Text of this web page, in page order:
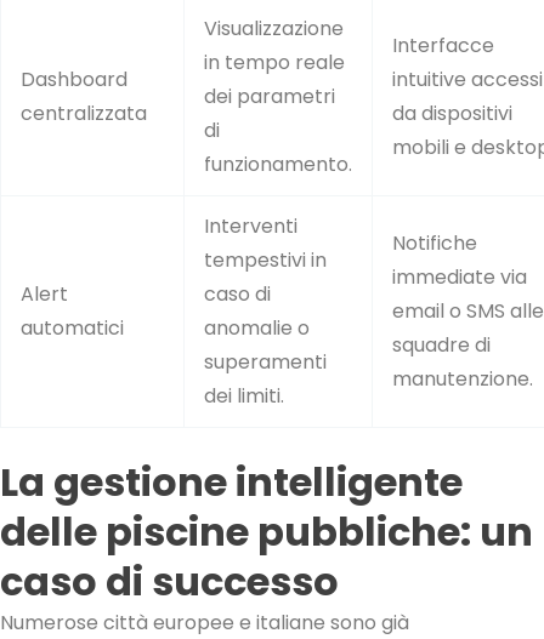
Dashboard
centralizzata
Visualizzazione
in tempo reale
dei parametri
di
funzionamento.
Interfacce
intuitive
da dispositivi
mobili e
Alert
automatici
Interventi
tempestivi in
caso di
anomalie o
superamenti
dei limiti.
Notifiche
immediate via
email o SMS alle
squadre di
manutenzione.
La gestione intelligente
delle piscine pubbliche: un
caso di successo
Numerose città europee e italiane sono già